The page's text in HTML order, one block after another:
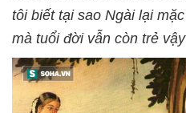
tôi biết tại sao Ngài lại
mà tuổi đời vẫn còn trẻ